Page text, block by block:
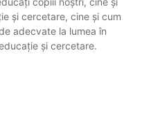
și cercetare, cine și cum
adecvate la lumea în
și cercetare.